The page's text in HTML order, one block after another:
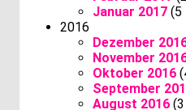
Januar 2017 (5
2016
Dezember
November
Oktober 2016
September
August 2016